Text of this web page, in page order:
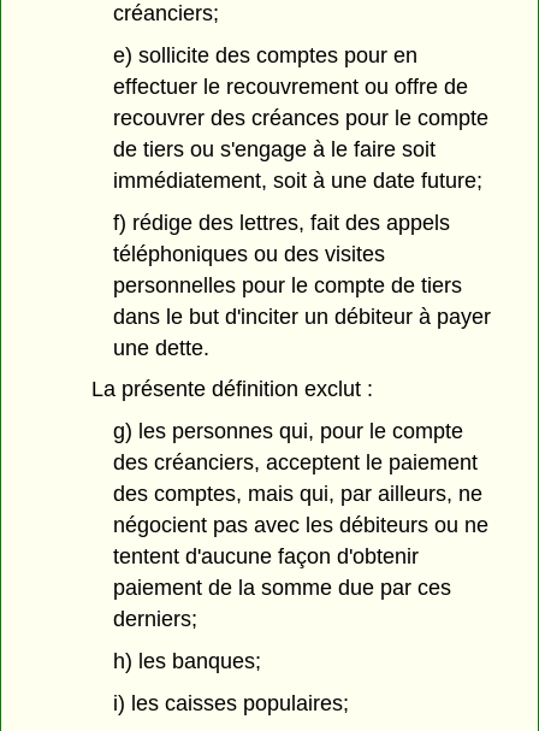
créanciers;
e) sollicite des comptes pour en
effectuer le recouvrement ou offre de
recouvrer des créances pour le compte
de tiers ou s'engage à le faire soit
immédiatement, soit à une date future;
f) rédige des lettres, fait des appels
téléphoniques ou des visites
personnelles pour le compte de tiers
dans le but d'inciter un débiteur à payer
une dette.
La présente définition exclut :
g) les personnes qui, pour le compte
des créanciers, acceptent le paiement
des comptes, mais qui, par ailleurs, ne
négocient pas avec les débiteurs ou ne
tentent d'aucune façon d'obtenir
paiement de la somme due par ces
derniers;
h) les banques;
i) les caisses populaires;